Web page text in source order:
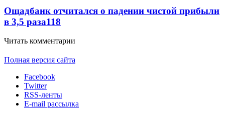
Ощадбанк отчитался о падении чистой прибыли
в 3,5 раза118
Читать комментарии
Полная версия сайта
Facebook
Twitter
RSS-ленты
E-mail рассылка